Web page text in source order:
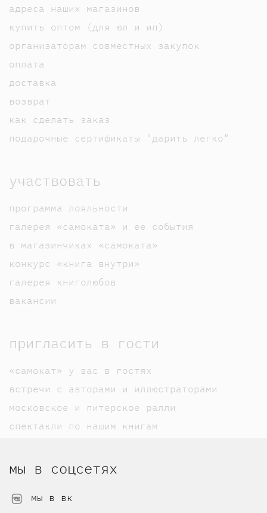
адреса наших магазинов
купить оптом (для юл и ип)
организаторам совместных закупок
оплата
доставка
возврат
как сделать заказ
подарочные сертификаты "дарить легко"
участвовать
программа лояльности
галерея «самоката» и ее события
в магазинчиках «самоката»
конкурс «книга внутри»
галерея книголюбов
вакансии
пригласить в гости
«самокат» у вас в гостях
встречи с авторами и иллюстраторами
московское и питерское ралли
спектакли по нашим книгам
мы в соцсетях
мы в вк